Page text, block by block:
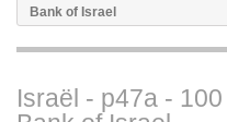
Bank of Israel
Israël - p47a -